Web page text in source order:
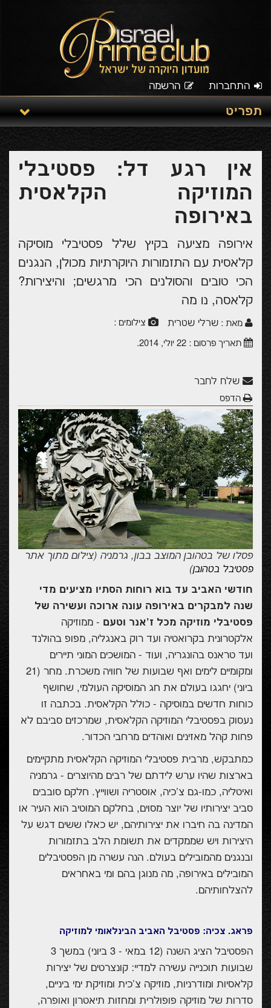
התחברות הרשמה
תפריט
אין רגע דל: פסטיבלי
המוזיקה הקלאסית
באירופה
אירופה מציעה בקיץ שלל פסטיבלי מוסיקה
קלאסית עם התזמורות היוקרתיות מכולן, הנגנים
הכי טובים והסולנים הכי מרגשים; והיצירות?
קלאסה, נו מה
מאת : שרלי שטרית
צילומים :
תאריך פרסום : 22 יולי, 2014 .
שלח לחבר
הדפס
פסלו של בטהובן המוצב בבון, גרמניה (צילום מתוך אתר
פסטיבל בטהובן)
חודשי האביב עד בוא רוחות הסתיו מציעים מדי
שנה למבקרים באירופה עונה ארוכה ועשירה של
פסטיבלי מוזיקה מכל ז'אנר וטעם - ממוזיקה
אלקטרונית בקרואטיה ועד רוק באנגליה, מפופ בהולנד
ועד טראנס בהונגריה, ועוד - המושכים המוני תיירים
ומקומיים לימים ואף שבועות של חוויה משכרת. מחר (21
ביוני) יחגגו בעולם את חג המוסיקה העולמי, שחושף
כוחות חדשים במוסיקה - כולל הקלאסית. בכתבה זו
נעסוק בפסטיבלי המוזיקה הקלאסית, שמרכזים סביבם לא
פחות קהל מאזינים ואוהדים מרחבי הכדור.
כמתבקש, מרבית פסטיבלי המוזיקה הקלאסית מתקיימים
בארצות שהיו ערש לידתם של רבים מהיוצרים - גרמניה
ואיטליה, כמו-גם צ'כיה, אוסטריה ושווייץ. חלקם סובבים
סביב יצירותיו של יוצר מסוים, בחלקם המוטיב הוא העיר או
המדינה בה חיברו את יצירותיהם, יש כאלו ששים דגש על
היצירות ויש שממקדים את תשומת הלב בתזמורות
ובנגנים מהמובילים בעולם. הנה עשרה מן הפסטיבלים
המובילים באירופה, מה מנוגן בהם ומי באחראים
להצלחותיהם.
פראג. צכיה: פסטיבל האביב הבינלאומי למוזיקה
הפסטיבל הציג השנה (12 במאי - 3 ביוני) במשך 3
שבועות תוכנייה עשירה למדיי: קונצרטים של יצירות
קלאסיות ומודרניות, מוזיקה צ'כית ומוזיקת ימי ביניים,
סדרות של מוזיקה פופולרית ומחזות תיאטרון ואופרה,